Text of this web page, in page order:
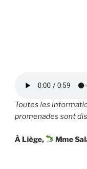
Toutes les
promenades sont
À Liège, Mme